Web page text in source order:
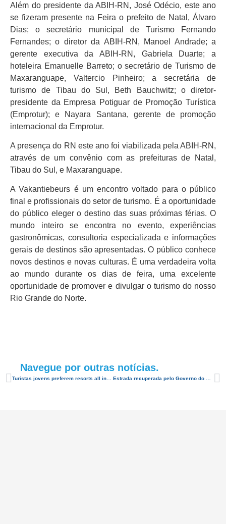
Além do presidente da ABIH-RN, José Odécio, este ano
se fizeram presente na Feira o prefeito de Natal, Álvaro
Dias; o secretário municipal de Turismo Fernando
Fernandes; o diretor da ABIH-RN, Manoel Andrade; a
gerente executiva da ABIH-RN, Gabriela Duarte; a
hoteleira Emanuelle Barreto; o secretário de Turismo de
Maxaranguape, Valtercio Pinheiro; a secretária de
turismo de Tibau do Sul, Beth Bauchwitz; o diretor-
presidente da Empresa Potiguar de Promoção Turística
(Emprotur); e Nayara Santana, gerente de promoção
internacional da Emprotur.
A presença do RN este ano foi viabilizada pela ABIH-RN,
através de um convênio com as prefeituras de Natal,
Tibau do Sul, e Maxaranguape.
A Vakantiebeurs é um encontro voltado para o público
final e profissionais do setor de turismo. É a oportunidade
do público eleger o destino das suas próximas férias. O
mundo inteiro se encontra no evento, experiências
gastronômicas, consultoria especializada e informações
gerais de destinos são apresentadas. O público conhece
novos destinos e novas culturas. É uma verdadeira volta
ao mundo durante os dias de feira, uma excelente
oportunidade de promover e divulgar o turismo do nosso
Rio Grande do Norte.
Navegue por outras notícias.